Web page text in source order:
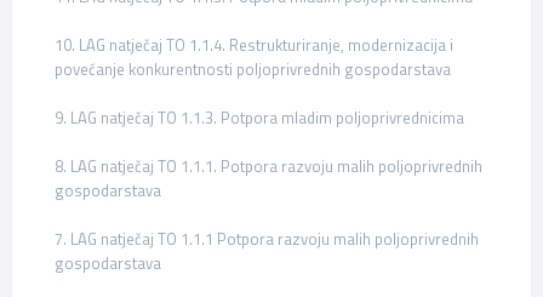
10. LAG natječaj TO 1.1.4. Restrukturiranje, modernizacija i
povećanje konkurentnosti poljoprivrednih gospodarstava
9. LAG natječaj TO 1.1.3. Potpora mladim poljoprivrednicima
8. LAG natječaj TO 1.1.1. Potpora razvoju malih poljoprivrednih
gospodarstava
7. LAG natječaj TO 1.1.1 Potpora razvoju malih poljoprivrednih
gospodarstava